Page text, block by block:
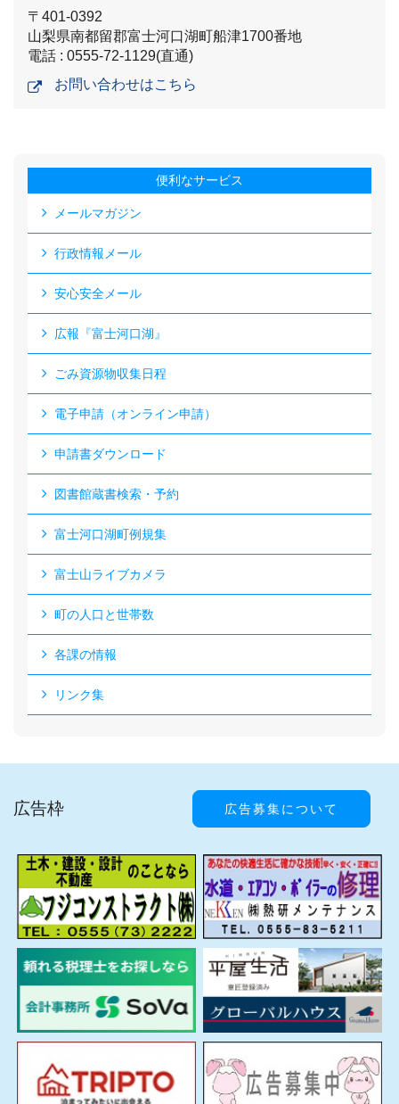
〒401-0392
山梨県南都留郡富士河口湖町船津1700番地
電話 : 0555-72-1129(直通)
お問い合わせはこちら
便利なサービス
メールマガジン
行政情報メール
安心安全メール
広報『富士河口湖』
ごみ資源物収集日程
電子申請（オンライン申請）
申請書ダウンロード
図書館蔵書検索・予約
富士河口湖町例規集
富士山ライブカメラ
町の人口と世帯数
各課の情報
リンク集
広告枠 広告募集について